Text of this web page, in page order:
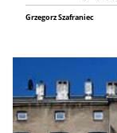
Grzegorz Szafraniec